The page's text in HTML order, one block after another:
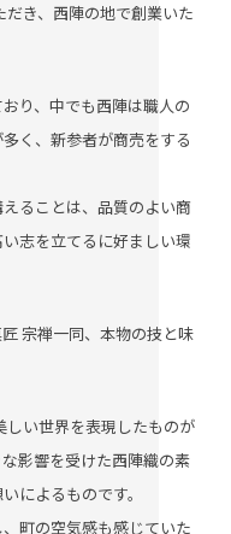
き、西陣の地で創業いた
り、中でも西陣は職人の
く、新参者が商売をする
ることは、品質のよい商
志を立てるに好ましい環
宗禅一同、本物の技と味
い世界を表現したものが
影響を受けた西陣織の素
によるものです。
町の空気感も感じていた